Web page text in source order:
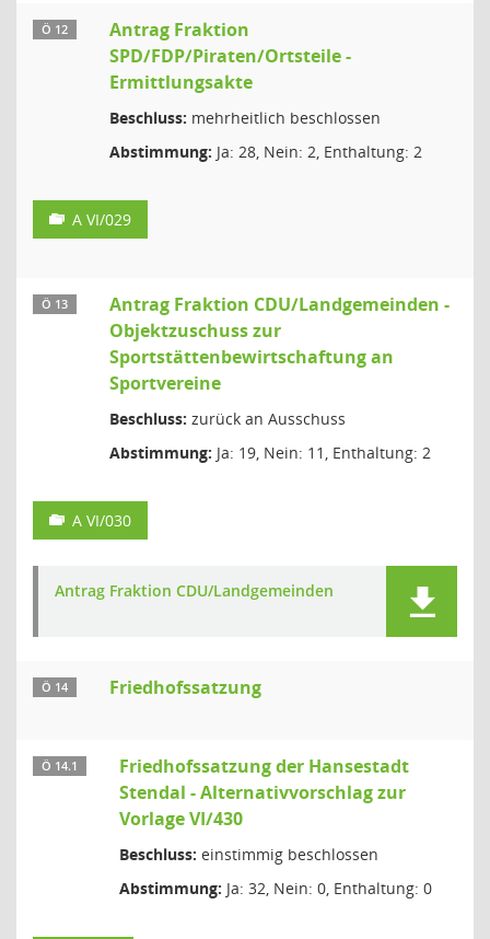
Ö 12
Antrag Fraktion
SPD/FDP/Piraten/Ortsteile -
Ermittlungsakte
Beschluss: mehrheitlich beschlossen
Abstimmung: Ja: 28, Nein: 2, Enthaltung: 2
A VI/029
Ö 13
Antrag Fraktion CDU/Landgemeinden -
Objektzuschuss zur
Sportstättenbewirtschaftung an
Sportvereine
Beschluss: zurück an Ausschuss
Abstimmung: Ja: 19, Nein: 11, Enthaltung: 2
A VI/030
Antrag Fraktion CDU/Landgemeinden
Ö 14 Friedhofssatzung
Ö 14.1
Friedhofssatzung der Hansestadt
Stendal - Alternativvorschlag zur
Vorlage VI/430
Beschluss: einstimmig beschlossen
Abstimmung: Ja: 32, Nein: 0, Enthaltung: 0